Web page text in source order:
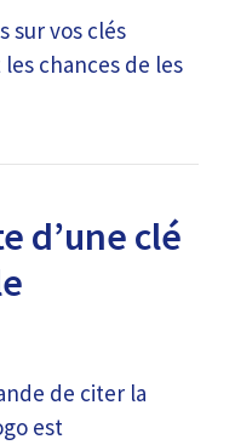
sur vos clés
chances de les
d’une clé
de citer la
est